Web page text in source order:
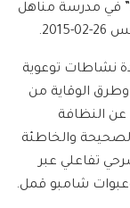
في مدرسة مناهل
استهدفت 650 طفلاً عدة نشاطات توعوية
الوقاية من
النظافة
والخاطئة
تفاعلي عبر
شامبو قمل.